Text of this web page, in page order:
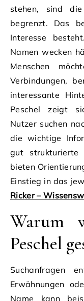
stehen, sind
begrenzt. Das
Interesse
Namen wecken
Menschen
Verbindungen,
interessante
Peschel zeigt
Nutzer suchen
die wichtige
gut strukturierte
bieten
Einstieg in das
Ricker –
Warum
Peschel
Suchanfragen
Erwähnungen
Name kann